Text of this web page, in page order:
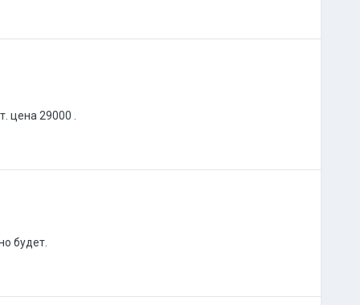
цена 29000 .
будет.